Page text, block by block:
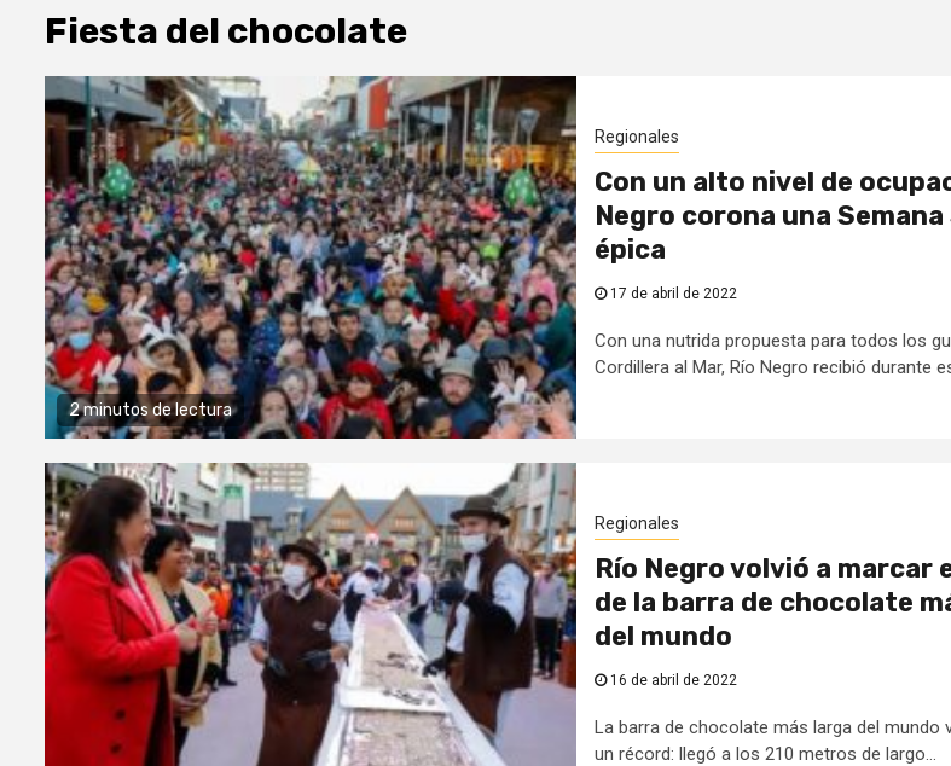
Fiesta del chocolate
2 minutos de lectura
Regionales
Con un alto nivel de
Negro corona una
épica
17 de abril de 2022
Con una nutrida propuesta para todos los
Cordillera al Mar, Río Negro recibió durante
Regionales
Río Negro volvió a marcar
de la barra de chocolate
del mundo
16 de abril de 2022
La barra de chocolate más larga del mundo
un récord: llegó a los 210 metros de largo...